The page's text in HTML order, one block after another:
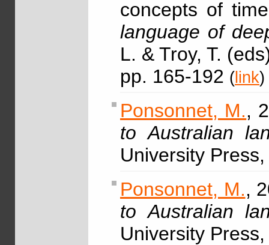
concepts of
language of
L. & Troy, T.
pp. 165-192 ( link)
Ponsonnet, M.,
to Australian
University
Ponsonnet, M.,
to Australian
University